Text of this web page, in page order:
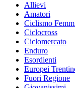
Allievi
Amatori
Ciclismo
Ciclocross
Ciclomercato
Enduro
Esordienti
Europei
Fuori Regione